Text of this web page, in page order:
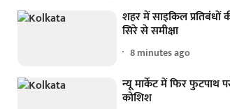
शहर में साइकिल प्रतिबंधों
सिरे से समीक्षा
8 minutes ago
न्यू मार्केट में फिर फुटपाथ
कोशिश